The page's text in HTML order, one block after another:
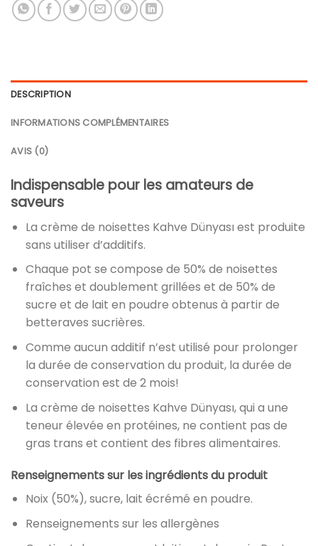
DESCRIPTION
INFORMATIONS COMPLÉMENTAIRES
AVIS (0)
Indispensable pour les amateurs de
saveurs
La crème de noisettes Kahve Dünyası est produite
sans utiliser d’additifs.
Chaque pot se compose de 50% de noisettes
fraîches et doublement grillées et de 50% de
sucre et de lait en poudre obtenus à partir de
betteraves sucrières.
Comme aucun additif n’est utilisé pour prolonger
la durée de conservation du produit, la durée de
conservation est de 2 mois!
La crème de noisettes Kahve Dünyası, qui a une
teneur élevée en protéines, ne contient pas de
gras trans et contient des fibres alimentaires.
Renseignements sur les ingrédients du produit
Noix (50%), sucre, lait écrémé en poudre.
Renseignements sur les allergènes